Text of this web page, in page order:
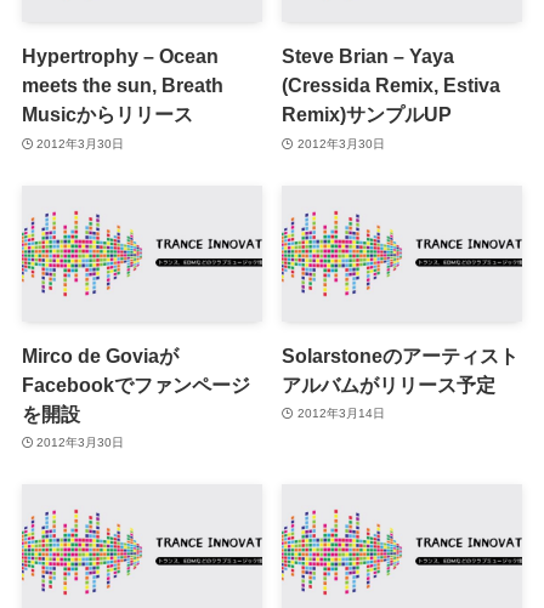
Hypertrophy – Ocean
meets the sun, Breath
Musicからリリース
2012年3月30日
Steve Brian – Yaya
(Cressida Remix, Estiva
Remix)サンプルUP
2012年3月30日
Mirco de Goviaが
Facebookでファンページ
を開設
2012年3月30日
Solarstoneのアーティスト
アルバムがリリース予定
2012年3月14日